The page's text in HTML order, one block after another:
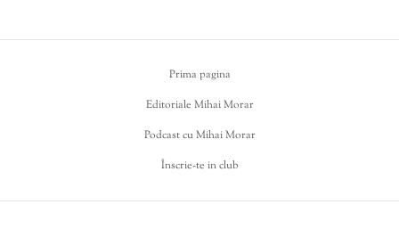
Prima pagina
Editoriale Mihai Morar
Podcast cu Mihai Morar
Înscrie-te in club